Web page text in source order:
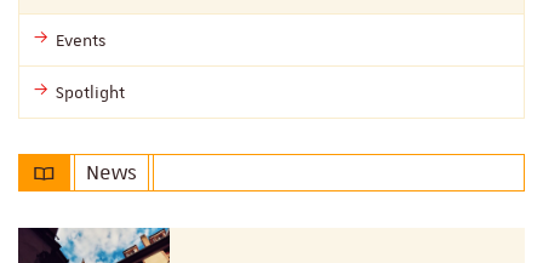
Events
Spotlight
News